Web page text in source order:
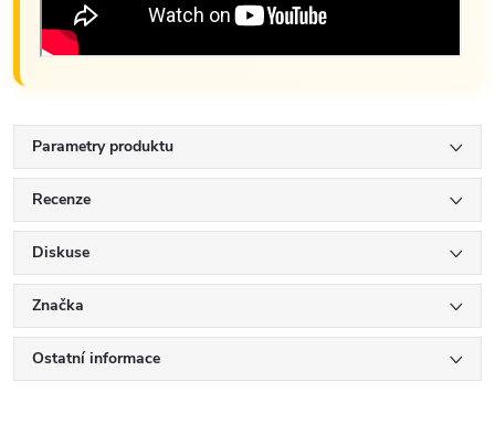
Parametry produktu
Recenze
Diskuse
Značka
Ostatní informace